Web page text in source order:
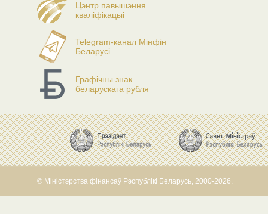
Цэнтр павышэння
кваліфікацыі
Telegram-канал Мінфін
Беларусі
Графічны знак
беларускага рубля
© Міністэрства фінансаў Рэспублікі Беларусь, 2000-2026.